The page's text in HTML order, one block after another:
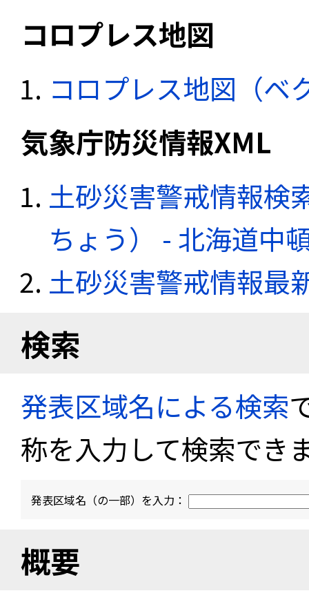
コロプレス地図
コロプレス地図（ベ
気象庁防災情報XML
土砂災害警戒情報検
ちょう） - 北海道中
土砂災害警戒情報最
検索
発表区域名による検索
称を入力して検索でき
発表区域名（の一部）を入力：
概要